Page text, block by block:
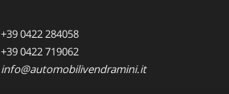
+39 0422 284058
+39 0422 719062
info@automobilivendramini.it